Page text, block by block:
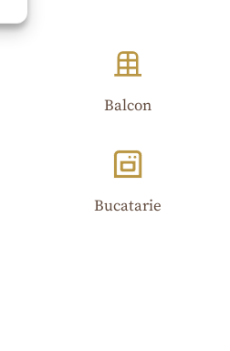
Balcon
Bucatarie